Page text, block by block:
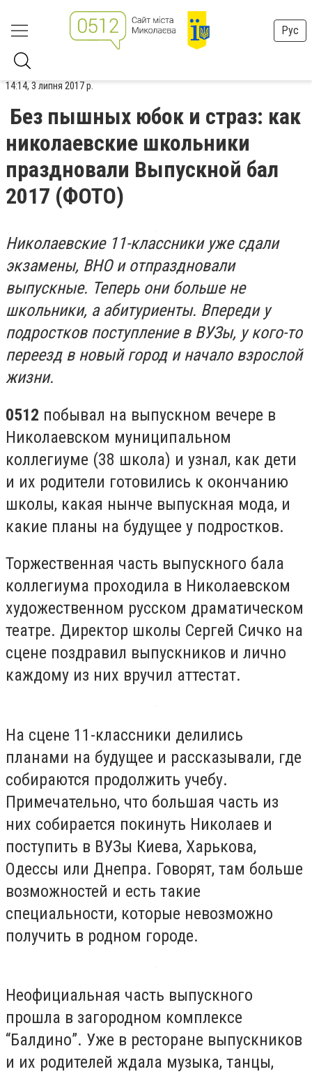
Рус
14:14, 3 липня 2017 р.
Без пышных юбок и страз: как
николаевские школьники
праздновали Выпускной бал
2017 (ФОТО)
Николаевские 11-классники уже сдали
экзамены, ВНО и отпраздновали
выпускные. Теперь они больше не
школьники, а абитуриенты. Впереди у
подростков поступление в ВУЗы, у кого-то
переезд в новый город и начало взрослой
жизни.
0512 побывал на выпускном вечере в
Николаевском муниципальном
коллегиуме (38 школа) и узнал, как дети
и их родители готовились к окончанию
школы, какая нынче выпускная мода, и
какие планы на будущее у подростков.
Торжественная часть выпускного бала
коллегиума проходила в Николаевском
художественном русском драматическом
театре. Директор школы Сергей Сичко на
сцене поздравил выпускников и лично
каждому из них вручил аттестат.
На сцене 11-классники делились
планами на будущее и рассказывали, где
собираются продолжить учебу.
Примечательно, что большая часть из
них собирается покинуть Николаев и
поступить в ВУЗы Киева, Харькова,
Одессы или Днепра. Говорят, там больше
возможностей и есть такие
специальности, которые невозможно
получить в родном городе.
Неофициальная часть выпускного
прошла в загородном комплексе
“Балдино”. Уже в ресторане выпускников
и их родителей ждала музыка, танцы,